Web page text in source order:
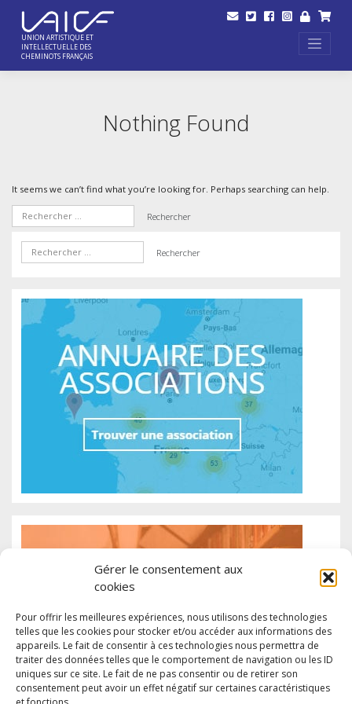
Gérer le consentement aux
cookies
Pour offrir les meilleures expériences, nous utilisons des technologies
telles que les cookies pour stocker et/ou accéder aux informations des
appareils. Le fait de consentir à ces technologies nous permettra de
traiter des données telles que le comportement de navigation ou les ID
uniques sur ce site. Le fait de ne pas consentir ou de retirer son
consentement peut avoir un effet négatif sur certaines caractéristiques
content
UNION ARTISTIQUE ET
INTELLECTUELLE DES
CHEMINOTS FRANÇAIS
Nothing Found
It seems we can’t find what you’re looking for. Perhaps searching can help.